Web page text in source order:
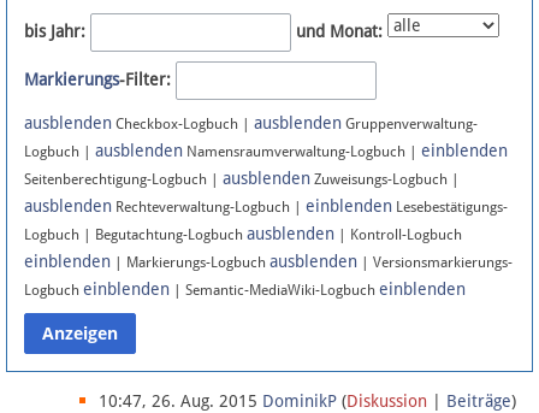
Newsletter
Bluesky
Facebook
Instagram
Anmelden
Datenschutz
Über Lobbypedia
bis Jahr: und Monat:
Markierungs-Filter:
ausblenden Checkbox-Logbuch | ausblenden Gruppenverwaltung-
Logbuch | ausblenden Namensraumverwaltung-Logbuch | einblenden
Seitenberechtigung-Logbuch | ausblenden Zuweisungs-Logbuch |
ausblenden Rechteverwaltung-Logbuch | einblenden Lesebestätigungs-
Logbuch | Begutachtung-Logbuch ausblenden | Kontroll-Logbuch
einblenden | Markierungs-Logbuch ausblenden | Versionsmarkierungs-
Logbuch einblenden | Semantic-MediaWiki-Logbuch einblenden
10:47, 26. Aug. 2015 DominikP (Diskussion Beiträge)